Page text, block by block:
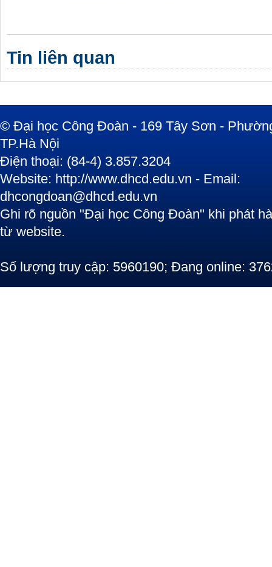
Tin liên quan
© Đại học Công Đoàn - 169 Tây Sơn -
TP.Hà Nội
Điện thoại: (84-4) 3.857.3204
Website: http://www.dhcd.edu.vn - Email:
dhcongdoan@dhcd.edu.vn
Ghi rõ nguồn "Đại học Công Đoàn" khi phát
từ website.
Số lượng truy cập: 5960190; Đang online: